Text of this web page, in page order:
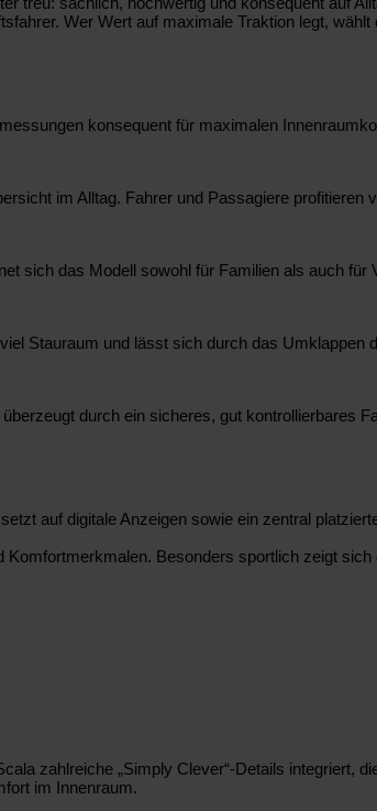
Wer Wert auf maximale Traktion legt, wählt
konsequent für maximalen
im Alltag. Fahrer und Passagiere profitieren
sich das Modell sowohl für Familien als auch für
Stauraum und lässt sich durch das Umklappen
durch ein sicheres, gut kontrollierbares
auf digitale Anzeigen sowie ein zentral
Besonders sportlich zeigt sich
zahlreiche „Simply Clever“-Details integriert,
im Innenraum.